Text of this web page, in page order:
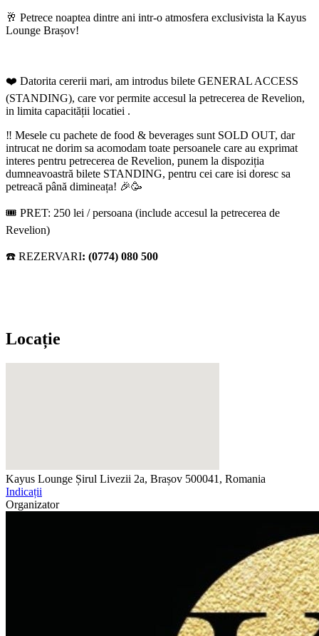
🥂 Petrece noaptea dintre ani intr-o atmosfera exclusivista la Kayus
Lounge Brașov!
❤️ Datorita cererii mari, am introdus bilete GENERAL ACCESS
(STANDING), care vor permite accesul la petrecerea de Revelion,
in limita capacității locatiei .
‼️ Mesele cu pachete de food & beverages sunt SOLD OUT, dar
intrucat ne dorim sa acomodam toate persoanele care au exprimat
interes pentru petrecerea de Revelion, punem la dispoziția
dumneavoastră bilete STANDING, pentru cei care isi doresc sa
petreacă până dimineața! 🎉🥳
🎟️ PRET: 250 lei / persoana (include accesul la petrecerea de
Revelion)
☎️ REZERVARI: (0774) 080 500
Locație
Kayus Lounge Șirul Livezii 2a, Brașov 500041, Romania
Indicații
Organizator